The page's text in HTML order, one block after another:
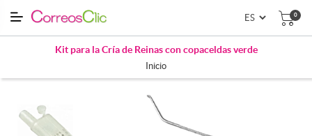
0
Kit para la Cría de Reinas con copaceldas verde
Inicio